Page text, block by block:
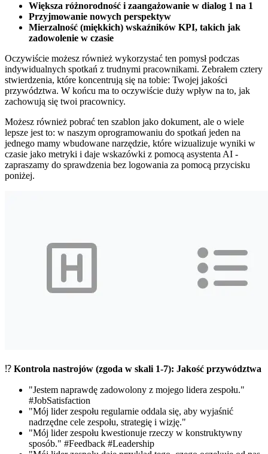
Większa różnorodność i zaangażowanie w dialog 1 na 1
Przyjmowanie nowych perspektyw
Mierzalność (miękkich) wskaźników KPI, takich jak
zadowolenie w czasie
Oczywiście możesz również wykorzystać ten pomysł podczas
indywidualnych spotkań z trudnymi pracownikami. Zebrałem cztery
stwierdzenia, które koncentrują się na tobie: Twojej jakości
przywództwa. W końcu ma to oczywiście duży wpływ na to, jak
zachowują się twoi pracownicy.
Możesz również pobrać ten szablon jako dokument, ale o wiele
lepsze jest to: w naszym oprogramowaniu do spotkań jeden na
jednego mamy wbudowane narzędzie, które wizualizuje wyniki w
czasie jako metryki i daje wskazówki z pomocą asystenta AI -
zapraszamy do sprawdzenia bez logowania za pomocą przycisku
poniżej.
⁉️ Kontrola nastrojów (zgoda w skali 1-7): Jakość przywództwa
"Jestem naprawdę zadowolony z mojego lidera zespołu."
#JobSatisfaction
"Mój lider zespołu regularnie oddala się, aby wyjaśnić
nadrzędne cele zespołu, strategię i wizję."
"Mój lider zespołu kwestionuje rzeczy w konstruktywny
sposób." #Feedback #Leadership